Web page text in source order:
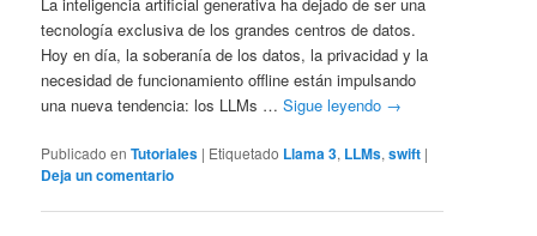
tecnología exclusiva de los grandes centros de datos.
Hoy en día, la soberanía de los datos, la privacidad y la
necesidad de funcionamiento offline están impulsando
una nueva tendencia: los LLMs …Sigue leyendo →
Publicado en Tutoriales | Etiquetado Llama 3, LLMs,swift |
Deja un comentario